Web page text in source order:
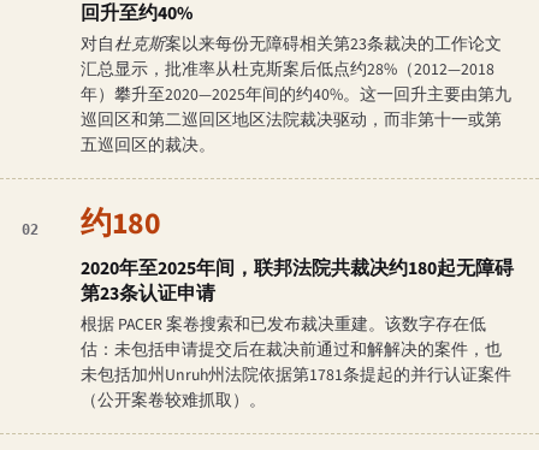
回升至约40%
对自杜克斯案以来每份无障碍相关第23条裁决的工作论文
汇总显示，批准率从杜克斯案后低点约28%（2012—2018
年）攀升至2020—2025年间的约40%。这一回升主要由第九
巡回区和第二巡回区地区法院裁决驱动，而非第十一或第
五巡回区的裁决。
02 约180
2020年至2025年间，联邦法院共裁决约180起无障碍
第23条认证申请
根据 PACER 案卷搜索和已发布裁决重建。该数字存在低
估：未包括申请提交后在裁决前通过和解解决的案件，也
未包括加州Unruh州法院依据第1781条提起的并行认证案件
（公开案卷较难抓取）。